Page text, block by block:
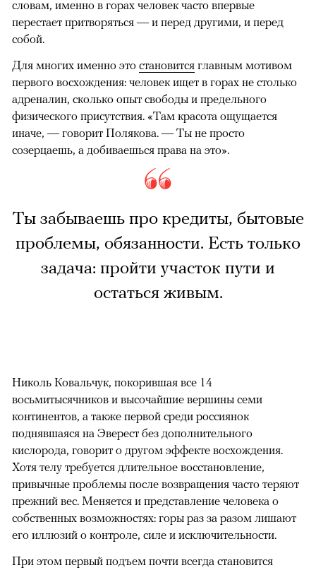
словам, именно в горах человек часто впервые
перестает притворяться — и перед другими, и перед
собой.
Для многих именно это становится главным мотивом
первого восхождения: человек ищет в горах не столько
адреналин, сколько опыт свободы и предельного
физического присутствия. «Там красота ощущается
иначе, — говорит Полякова. — Ты не просто
созерцаешь, а добиваешься права на это».
Ты забываешь про кредиты, бытовые
проблемы, обязанности. Есть только
задача: пройти участок пути и
остаться живым.
Николь Ковальчук, покорившая все 14
восьмитысячников и высочайшие вершины семи
континентов, а также первой среди россиянок
поднявшаяся на Эверест без дополнительного
кислорода, говорит о другом эффекте восхождения.
Хотя телу требуется длительное восстановление,
привычные проблемы после возвращения часто теряют
прежний вес. Меняется и представление человека о
собственных возможностях: горы раз за разом лишают
его иллюзий о контроле, силе и исключительности.
При этом первый подъем почти всегда становится